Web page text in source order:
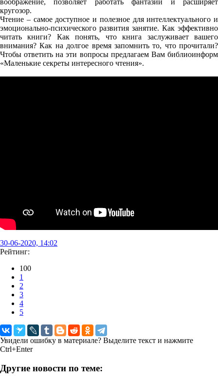
воображение, позволяет работать фантазии и расширяет
кругозор.
Чтение – самое доступное и полезное для интеллектуального и
эмоционально-психического развития занятие. Как эффективно
читать книги? Как понять, что книга заслуживает вашего
внимания? Как на долгое время запомнить то, что прочитали?
Чтобы ответить на эти вопросы предлагаем Вам библиоинформ
«Маленькие секреты интересного чтения».
30-06-2020, 14:02
Рейтинг:
100
1
2
3
4
5
Увидели ошибку в материале? Выделите текст и нажмите
Ctrl+Enter
Другие новости по теме: